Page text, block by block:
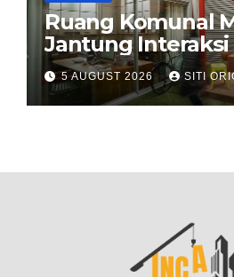
Ruang Komunal
Jantung Interaksi
Perancangan
Modern
5 AUGUST 2026 SITI